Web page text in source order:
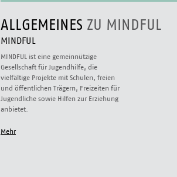
ALLGEMEINES ZU MINDFUL
MINDFUL
MINDFUL ist eine gemeinnützige
Gesellschaft für Jugendhilfe, die
vielfältige Projekte mit Schulen, freien
und öffentlichen Trägern, Freizeiten für
Jugendliche sowie Hilfen zur Erziehung
anbietet.
Mehr